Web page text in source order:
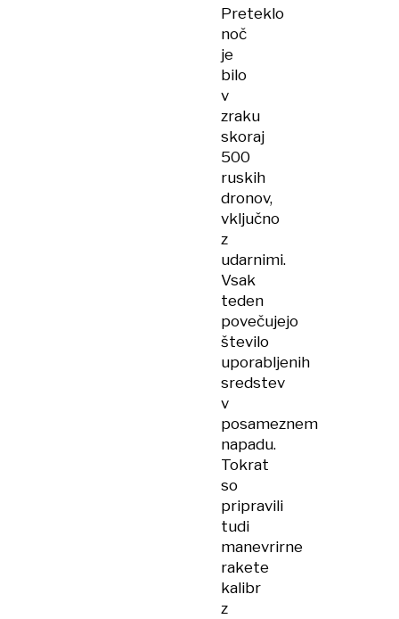
Preteklo
noč
je
bilo
v
zraku
skoraj
500
ruskih
dronov,
vključno
z
udarnimi.
Vsak
teden
povečujejo
število
uporabljenih
sredstev
v
posameznem
napadu.
Tokrat
so
pripravili
tudi
manevrirne
rakete
kalibr
z